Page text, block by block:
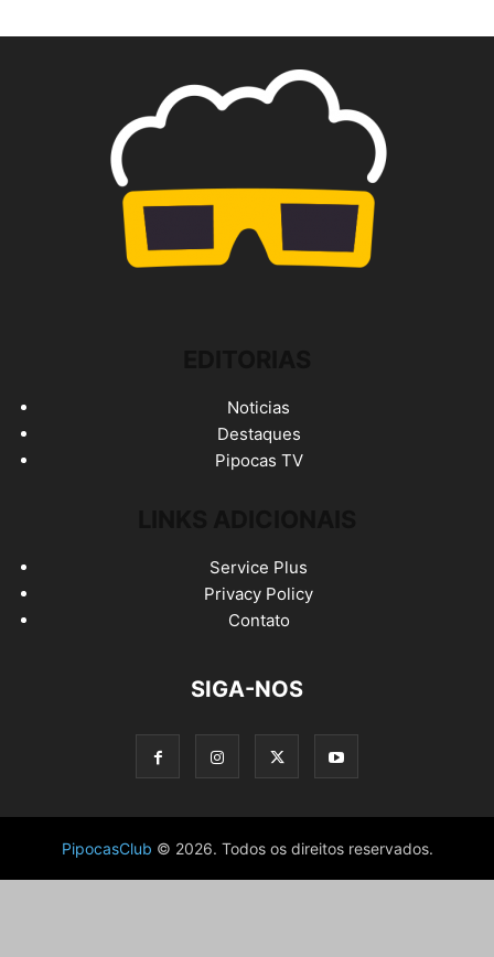
Noticias
Destaques
Pipocas TV
Service Plus
Privacy Policy
Contato
SIGA-NOS
PipocasClub © 2026. Todos os direitos reservados.